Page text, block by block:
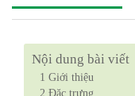
Nội dung bài viết
1 Giới thiệu
2 Đặc trưng